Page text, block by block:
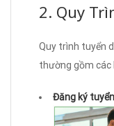
2. Quy
Quy trình tuyển
thường gồm các
Đăng ký